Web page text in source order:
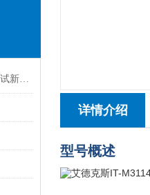
双向电源开启能源“循环利用”的测试新纪元
详情介绍
型号概述